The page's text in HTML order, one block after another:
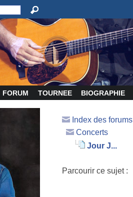
FORUM TOURNEE BIOGRAPHIE
Index des
Concerts
Jour J...
Parcourir ce sujet